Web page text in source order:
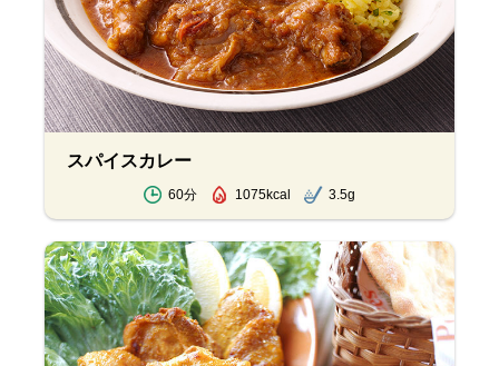
スパイスカレー
60分 1075kcal 3.5g